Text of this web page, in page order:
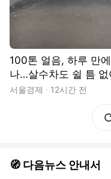
100톤 얼음, 하루 만
나…살수차도 쉴 틈 없
달린다 [르포]
서울경제 12시간 전
🧭 다음뉴스 안내서